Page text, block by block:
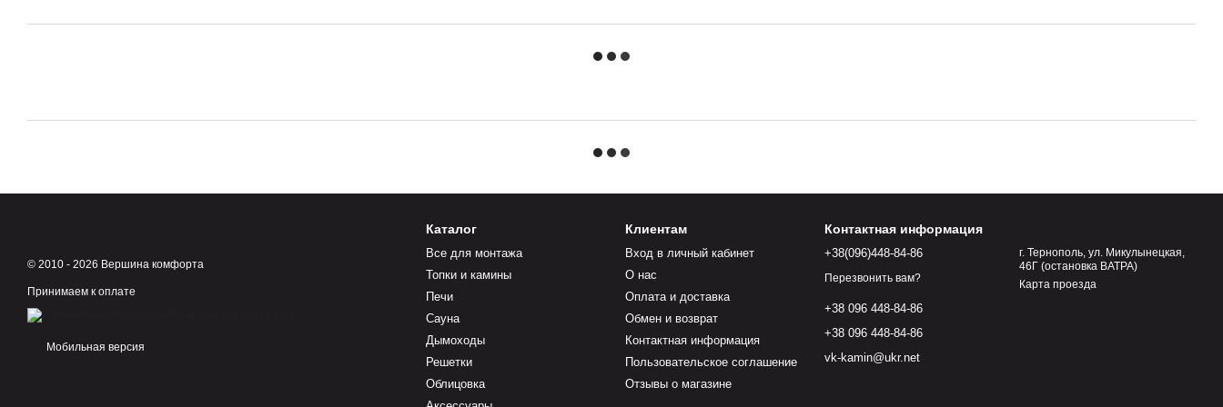
© 2010 - 2026 Вершина комфорта
Принимаем к оплате
Мобильная версия
Каталог
Все для монтажа
Топки и камины
Печи
Сауна
Дымоходы
Решетки
Облицовка
Клиентам
Вход в личный кабинет
О нас
Оплата и доставка
Обмен и возврат
Контактная информация
Пользовательское соглашение
Отзывы о магазине
Контактная информация
+38(096)448-84-86
Перезвонить вам?
+38 096 448-84-86
+38 096 448-84-86
vk-kamin@ukr.net
г. Тернополь, ул. Микулынецкая,
46Г (остановка ВАТРА)
Карта проезда